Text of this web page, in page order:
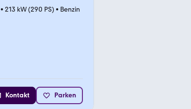
• 213 kW (290 PS) • Benzin
Kontakt Parken